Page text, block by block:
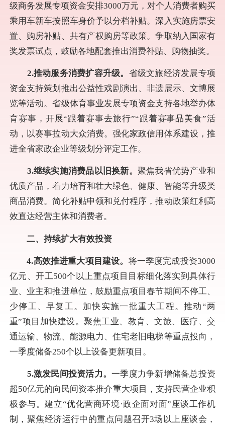
级商务发展专项资金安排3000万元，对个人消费者购买
乘用车新车按照车身价予以分档补贴。深入实施房票安
置、购房补贴、共有产权购房等政策。争取纳入国家有
奖发票试点，鼓励各地配套推出消费补贴、购物抽奖。
2.推动服务消费扩容升级。 省级文旅经济发展专项
资金支持策划推出公益性戏剧演出、非遗展示、文博展
览等活动。省级体育事业发展专项资金支持各地举办体
育赛事，开展“跟着赛事去旅行”“跟着赛事品美食”活
动，以赛事拉动大众消费。强化家政信用体系建设，推
进全省家政企业等级划分评定工作。
3.继续实施消费品以旧换新。 聚焦我省优势产业和
优质产品，着力培育和壮大绿色、健康、智能等升级类
商品消费。简化补贴申领和兑付程序，推动政策红利高
效直达经营主体和消费者。
二、持续扩大有效投资
4.高效推进重大项目建设。 将一季度完成投资3000
亿元、开工500个以上重点项目目标细化落实到具体行
业、业主和推进单位，鼓励重点项目春节期间不停工、
少停工、早复工。加快实施一批重大工程。推动“两
重”项目加快建设。聚焦工业、教育、文旅、医疗、交
通运输、物流、能源电力、住宅老旧电梯等重点投向，
一季度储备250个以上设备更新项目。
5.激发民间投资活力。一季度力争新增储备总投资
超50亿元的向民间资本推介重大项目，支持民营企业积
极参与。建立“优化营商环境·政企面对面”座谈工作机
制，聚焦经济运行中的重点问题召开3场以上座谈会，